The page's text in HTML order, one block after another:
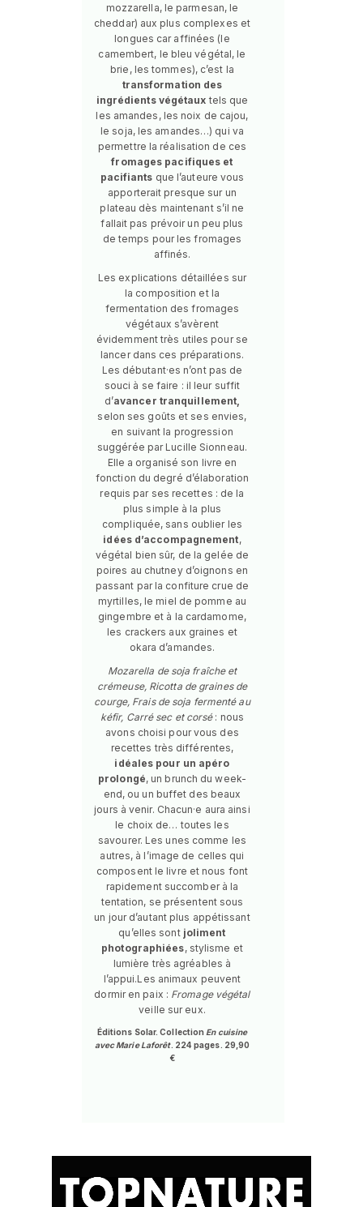
mozzarella, le parmesan, le
cheddar) aux plus complexes et
longues car affinées (le
camembert, le bleu végétal, le
brie, les tommes), c’est la
transformation des
ingrédients végétaux tels que
les amandes, les noix de cajou,
le soja, les amandes…) qui va
permettre la réalisation de ces
fromages pacifiques et
pacifiants que l’auteure vous
apporterait presque sur un
plateau dès maintenant s’il ne
fallait pas prévoir un peu plus
de temps pour les fromages
affinés.
Les explications détaillées sur
la composition et la
fermentation des fromages
végétaux s’avèrent
évidemment très utiles pour se
lancer dans ces préparations.
Les débutant·es n’ont pas de
souci à se faire : il leur suffit
d’avancer tranquillement,
selon ses goûts et ses envies,
en suivant la progression
suggérée par Lucille Sionneau.
Elle a organisé son livre en
fonction du degré d’élaboration
requis par ses recettes : de la
plus simple à la plus
compliquée, sans oublier les
idées d’accompagnement,
végétal bien sûr, de la gelée de
poires au chutney d’oignons en
passant par la confiture crue de
myrtilles, le miel de pomme au
gingembre et à la cardamome,
les crackers aux graines et
okara d’amandes.
Mozarella de soja fraîche et
crémeuse, Ricotta de graines de
courge, Frais de soja fermenté au
kéfir, Carré sec et corsé: nous
avons choisi pour vous des
recettes très différentes,
idéales pour un apéro
prolongé, un brunch du week-
end, ou un buffet des beaux
jours à venir. Chacun·e aura ainsi
le choix de… toutes les
savourer. Les unes comme les
autres, à l’image de celles qui
composent le livre et nous font
rapidement succomber à la
tentation, se présentent sous
un jour d’autant plus appétissant
qu’elles sont joliment
photographiées, stylisme et
lumière très agréables à
l’appui.Les animaux peuvent
dormir en paix : Fromage végétal
veille sur eux.
Éditions Solar. Collection En cuisine
avec Marie Laforêt. 224 pages. 29,90
€